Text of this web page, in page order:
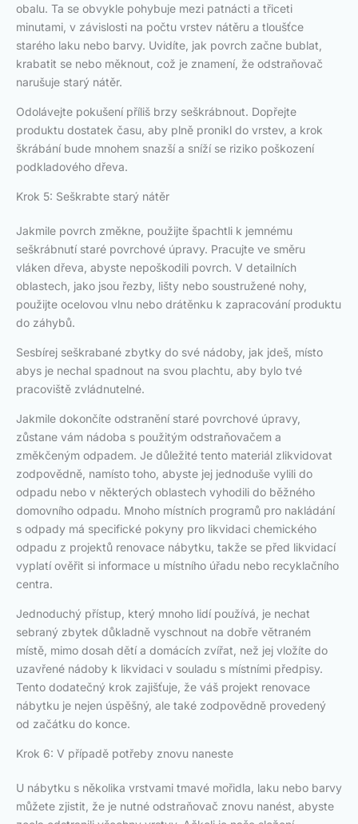
obalu. Ta se obvykle pohybuje mezi patnácti a třiceti
minutami, v závislosti na počtu vrstev nátěru a tloušťce
starého laku nebo barvy. Uvidíte, jak povrch začne bublat,
krabatit se nebo měknout, což je znamení, že odstraňovač
narušuje starý nátěr.
Odolávejte pokušení příliš brzy seškrábnout. Dopřejte
produktu dostatek času, aby plně pronikl do vrstev, a krok
škrábání bude mnohem snazší a sníží se riziko poškození
podkladového dřeva.
Krok 5: Seškrabte starý nátěr
Jakmile povrch změkne, použijte špachtli k jemnému
seškrábnutí staré povrchové úpravy. Pracujte ve směru
vláken dřeva, abyste nepoškodili povrch. V detailních
oblastech, jako jsou řezby, lišty nebo soustružené nohy,
použijte ocelovou vlnu nebo drátěnku k zapracování produktu
do záhybů.
Sesbírej seškrabané zbytky do své nádoby, jak jdeš, místo
abys je nechal spadnout na svou plachtu, aby bylo tvé
pracoviště zvládnutelné.
Jakmile dokončíte odstranění staré povrchové úpravy,
zůstane vám nádoba s použitým odstraňovačem a
změkčeným odpadem. Je důležité tento materiál zlikvidovat
zodpovědně, namísto toho, abyste jej jednoduše vylili do
odpadu nebo v některých oblastech vyhodili do běžného
domovního odpadu. Mnoho místních programů pro nakládání
s odpady má specifické pokyny pro likvidaci chemického
odpadu z projektů renovace nábytku, takže se před likvidací
vyplatí ověřit si informace u místního úřadu nebo recyklačního
centra.
Jednoduchý přístup, který mnoho lidí používá, je nechat
sebraný zbytek důkladně vyschnout na dobře větraném
místě, mimo dosah dětí a domácích zvířat, než jej vložíte do
uzavřené nádoby k likvidaci v souladu s místními předpisy.
Tento dodatečný krok zajišťuje, že váš projekt renovace
nábytku je nejen úspěšný, ale také zodpovědně provedený
od začátku do konce.
Krok 6: V případě potřeby znovu naneste
U nábytku s několika vrstvami tmavé mořidla, laku nebo barvy
můžete zjistit, že je nutné odstraňovač znovu nanést, abyste